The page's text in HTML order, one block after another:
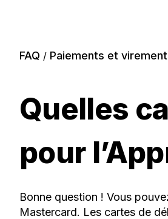
FAQ / Paiements et
Quelles
pour
Bonne question ! Vous
Mastercard. Les cartes de